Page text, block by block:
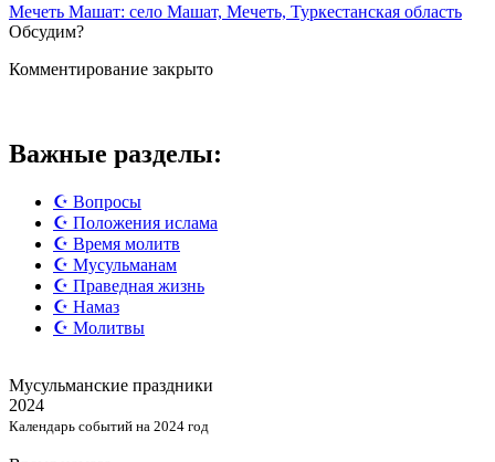
Мечеть Машат: село Машат, Мечеть, Туркестанская область
Обсудим?
Комментирование закрыто
Важные разделы:
☪️ Вопросы
☪️ Положения ислама
☪️ Время молитв
☪️ Мусульманам
☪️ Праведная жизнь
☪️ Намаз
☪️ Молитвы
Мусульманские праздники
2024
Календарь событий на 2024 год